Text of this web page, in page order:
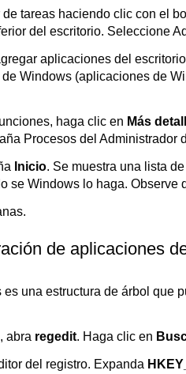
tareas haciendo clic con el
del escritorio. Seleccione
aplicaciones del
Windows (aplicaciones de
haga clic en Más
Procesos del Administrador
Inicio. Se muestra una lista
se Windows lo haga. Observe
de aplicaciones
una estructura de árbol que
abra regedit. Haga clic en
del registro. Expanda